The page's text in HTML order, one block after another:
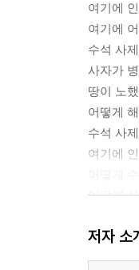
여기에
여기에
수석 사
사자가
땅이 노
어떻게
수석 사
여기에
어떻게
주피터에
여기에
저자 소